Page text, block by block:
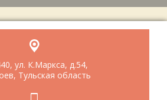
ул. К.Маркса, д.54,
Тульская область